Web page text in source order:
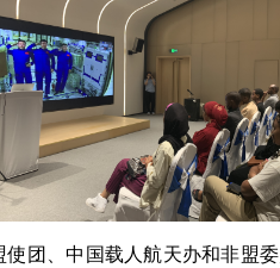
使团、中国载人航天办和非盟